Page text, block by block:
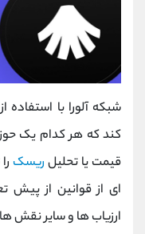
کند که هر کدام یک
قیمت یا تحلیل ریسک
‌ای از قوانین از پیش
ارزیاب‌ ها و سایر نقش